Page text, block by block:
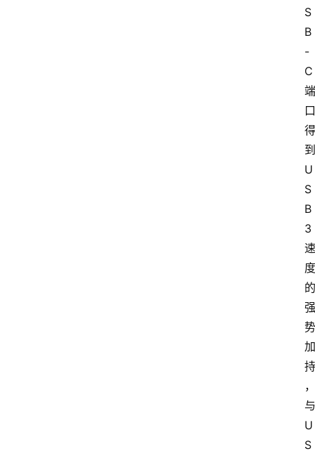
S
B
-
C
端
口
得
到
U
S
B
3
速
度
的
强
势
加
持
，
与
U
S